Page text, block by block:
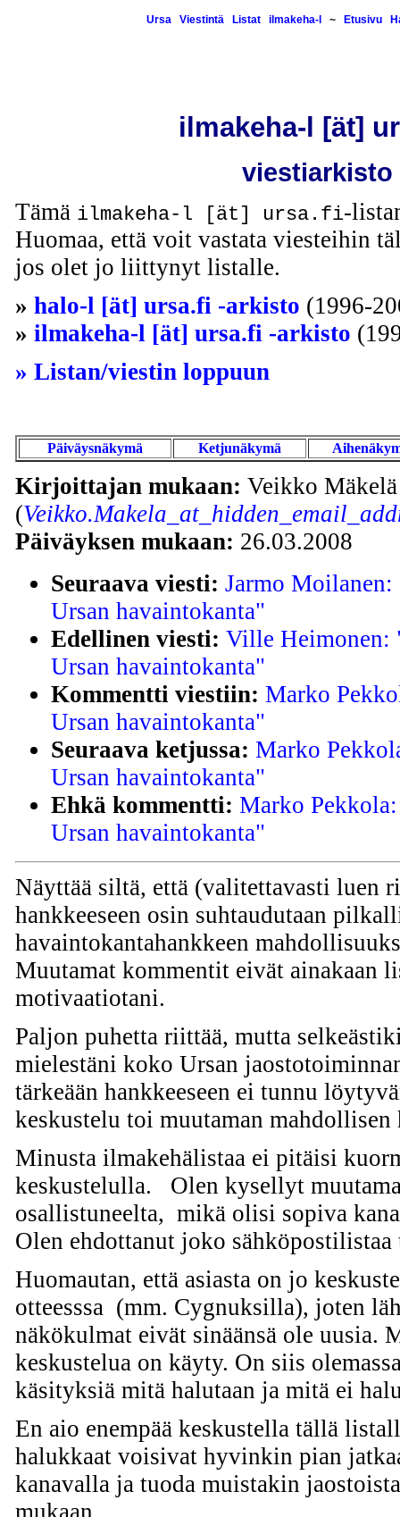
Ursa Viestintä Listat ilmakeha-l ~ Etusivu
ilmakeha-l [ät]
viestiarkisto
Tämä ilmakeha-l [ät] ursa.fi-
Huomaa, että voit vastata viesteihin
jos olet jo liittynyt listalle.
» halo-l [ät] ursa.fi -arkisto (1996-
» ilmakeha-l [ät] ursa.fi -arkisto
» Listan/viestin loppuun
Päiväysnäkymä Ketjunäkymä
Kirjoittajan mukaan: Veikko Mäkelä
(
Päiväyksen mukaan: 26.03.2008
Seuraava viesti: Jarmo
Ursan havaintokanta"
Edellinen viesti: Ville Heimonen:
Ursan havaintokanta"
Kommentti viestiin: Marko
Ursan havaintokanta"
Seuraava ketjussa: Marko
Ursan havaintokanta"
Ehkä kommentti: Marko
Ursan havaintokanta"
Näyttää siltä, että (valitettavasti luen
hankkeeseen osin suhtaudutaan
havaintokantahankkeen
Muutamat kommentit eivät ainakaan
motivaatiotani.
Paljon puhetta riittää, mutta
mielestäni koko Ursan
tärkeään hankkeeseen ei tunnu
keskustelu toi muutaman mahdollisen
Minusta ilmakehälistaa ei pitäisi
keskustelulla. Olen kysellyt
osallistuneelta, mikä olisi sopiva
Olen ehdottanut joko
Huomautan, että asiasta on jo
otteesssa (mm. Cygnuksilla), joten
näkökulmat eivät sinäänsä ole uusia.
keskustelua on käyty. On siis
käsityksiä mitä halutaan ja mitä ei
En aio enempää keskustella tällä
halukkaat voisivat hyvinkin pian
kanavalla ja tuoda muistakin
mukaan.